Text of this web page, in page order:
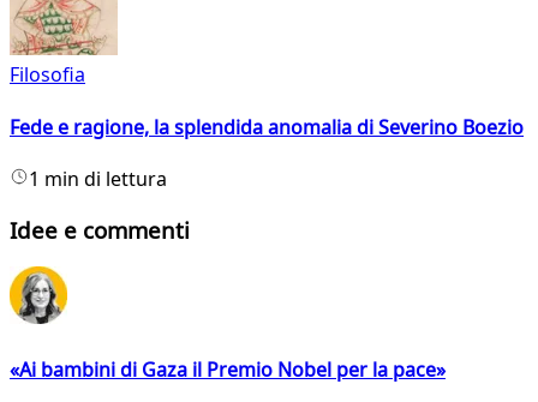
Filosofia
Fede e ragione, la splendida anomalia di Severino Boezio
1 min di lettura
Idee e commenti
«Ai bambini di Gaza il Premio Nobel per la pace»